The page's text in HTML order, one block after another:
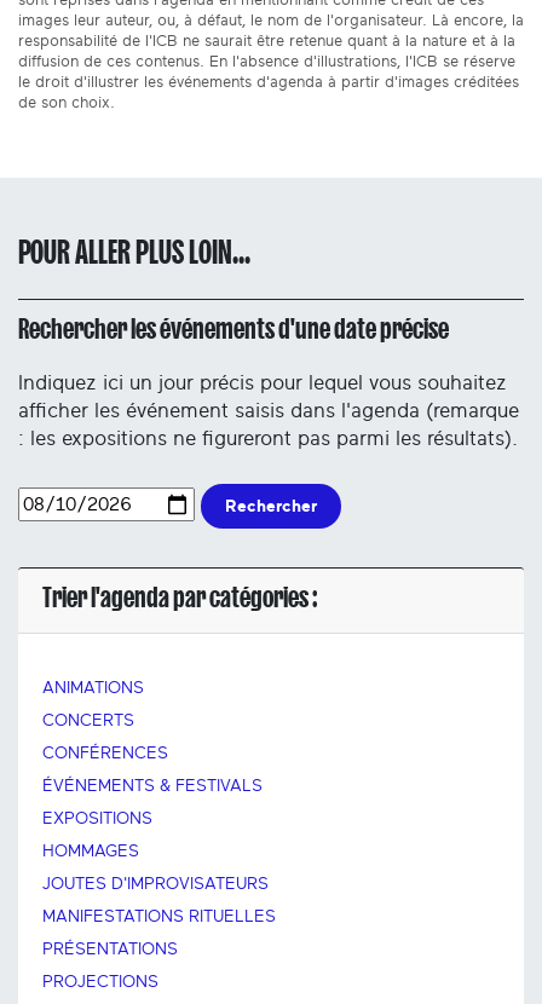
images leur auteur, ou, à défaut, le nom de l'organisateur. Là encore, la
responsabilité de l'ICB ne saurait être retenue quant à la nature et à la
diffusion de ces contenus. En l'absence d'illustrations, l'ICB se réserve
le droit d'illustrer les événements d'agenda à partir d'images créditées
de son choix.
POUR ALLER PLUS LOIN...
Rechercher les événements d'une date précise
Indiquez ici un jour précis pour lequel vous souhaitez
afficher les événement saisis dans l'agenda (remarque
: les expositions ne figureront pas parmi les résultats).
Rechercher
Trier l'agenda par catégories :
ANIMATIONS
CONCERTS
CONFÉRENCES
ÉVÉNEMENTS & FESTIVALS
EXPOSITIONS
HOMMAGES
JOUTES D'IMPROVISATEURS
MANIFESTATIONS RITUELLES
PRÉSENTATIONS
PROJECTIONS